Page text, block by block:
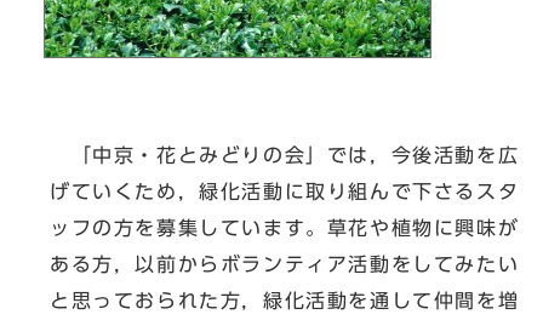
「中京・花とみどりの会」では，今後活動を広
げていくため，緑化活動に取り組んで下さるスタ
ッフの方を募集しています。草花や植物に興味が
ある方，以前からボランティア活動をしてみたい
と思っておられた方，緑化活動を通して仲間を増